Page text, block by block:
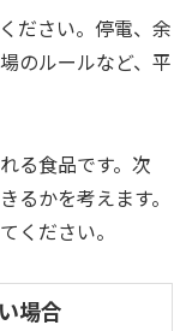
ださい。停電、余
のルールなど、平
る食品です。次
るかを考えます。
ください。
場合